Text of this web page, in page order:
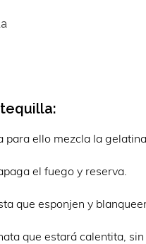
ello mezcla la
el fuego y reserva.
que esponjen y
que estará calentita,